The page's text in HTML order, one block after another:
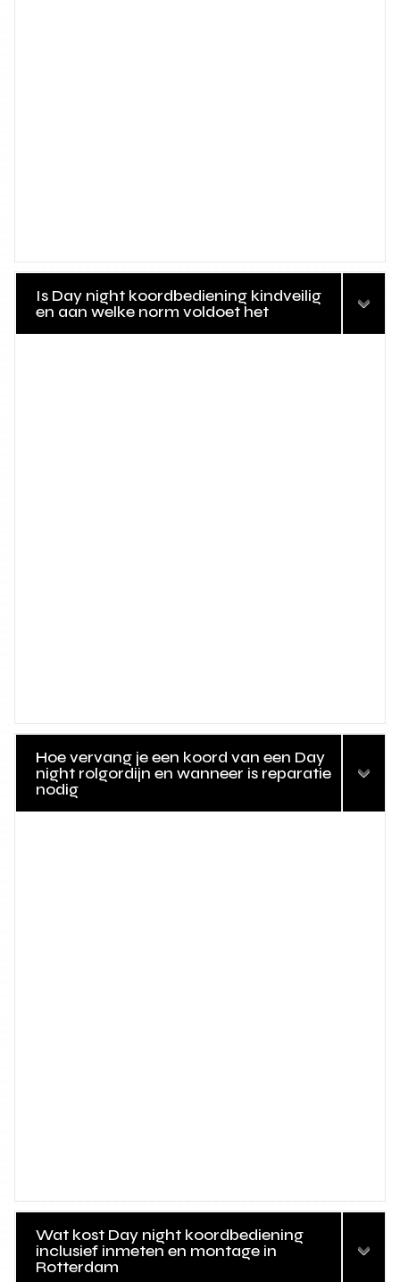
Is Day night koordbediening kindveilig
en aan welke norm voldoet het
Hoe vervang je een koord van een Day
night rolgordijn en wanneer is reparatie
nodig
Wat kost Day night koordbediening
inclusief inmeten en montage in
Rotterdam